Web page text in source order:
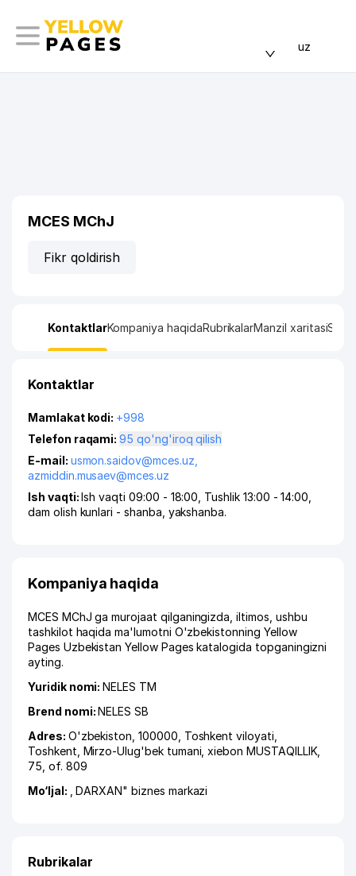
uz
MCES MChJ
Fikr qoldirish
KontaktlarKompaniya haqidaRubrikalarManzil xaritasi
Kontaktlar
Mamlakat kodi: +998
Telefon raqami:
95 qo'ng'iroq qilish
E-mail: usmon.saidov@mces.uz
azmiddin.musaev@mces.uz
Ish vaqti:Ish vaqti 09:00 - 18:00, Tushlik 13:00 - 14:00,
dam olish kunlari - shanba, yakshanba.
Kompaniya haqida
MCES MChJ ga murojaat qilganingizda, iltimos, ushbu
tashkilot haqida ma'lumotni O'zbekistonning Yellow
Pages Uzbekistan Yellow Pages katalogida topganingizni
ayting.
Yuridik nomi:NELES ТМ
Brend nomi:NELES SB
Adres: O'zbekiston, 100000, Toshkent viloyati
Toshkent Mirzo-Ulug'bek tumani ,xiеbon MUSTAQILLIK,
75, of. 809
Mo‘ljal:
, DARXAN" biznes markazi
Rubrikalar